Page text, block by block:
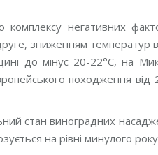
комплексу негативних
зниженням
до мінус 20-22°С, на
походження
стан виноградних
на рівні минулого